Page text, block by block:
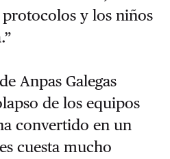
y los niños
Anpas Galegas
de los equipos
convertido en un
cuesta mucho